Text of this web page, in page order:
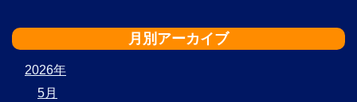
月別アーカイブ
2026年
5月